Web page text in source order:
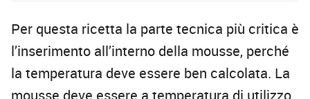
Per questa ricetta la parte tecnica più critica è
l’inserimento all’interno della mousse, perché
la temperatura deve essere ben calcolata. La
mousse deve essere a temperatura di utilizzo